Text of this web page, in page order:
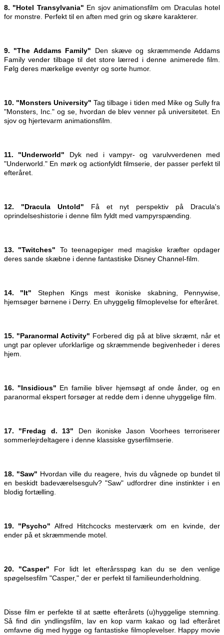
8. "Hotel Transylvania" En sjov animationsfilm om Draculas hotel
for monstre. Perfekt til en aften med grin og skøre karakterer.
9. "The Addams Family" Den skæve og skræmmende Addams
Family vender tilbage til det store lærred i denne animerede film.
Følg deres mærkelige eventyr og sorte humor.
10. "Monsters University"Tag tilbage i tiden med Mike og Sully fra
"Monsters, Inc." og se, hvordan de blev venner på universitetet. En
sjov og hjertevarm animationsfilm.
11. "Underworld" Dyk ned i vampyr- og varulvverdenen med
"Underworld." En mørk og actionfyldt filmserie, der passer perfekt til
efteråret.
12. "Dracula Untold" Få et nyt perspektiv på Dracula's
oprindelseshistorie i denne film fyldt med vampyrspænding.
13. "Twitches" To teenagepiger med magiske kræfter opdager
deres sande skæbne i denne fantastiske Disney Channel-film.
14. "It" Stephen Kings mest ikoniske skabning, Pennywise,
hjemsøger børnene i Derry. En uhyggelig filmoplevelse for efteråret.
15. "Paranormal Activity" Forbered dig på at blive skræmt, når et
ungt par oplever uforklarlige og skræmmende begivenheder i deres
hjem.
16. "Insidious" En familie bliver hjemsøgt af onde ånder, og en
paranormal ekspert forsøger at redde dem i denne uhyggelige film.
17. "Fredag d. 13" Den ikoniske Jason Voorhees terroriserer
sommerlejrdeltagere i denne klassiske gyserfilmserie.
18. "Saw" Hvordan ville du reagere, hvis du vågnede op bundet til
en beskidt badeværelsesgulv? "Saw" udfordrer dine instinkter i en
blodig fortælling.
19. "Psycho" Alfred Hitchcocks mesterværk om en kvinde, der
ender på et skræmmende motel.
20. "Casper" For lidt let efterårsspøg kan du se den venlige
spøgelsesfilm "Casper," der er perfekt til familieunderholdning.
Disse film er perfekte til at sætte efterårets (u)hyggelige stemning.
Så find din yndlingsfilm, lav en kop varm kakao og lad efteråret
omfavne dig med hygge og fantastiske filmoplevelser. Happy movie